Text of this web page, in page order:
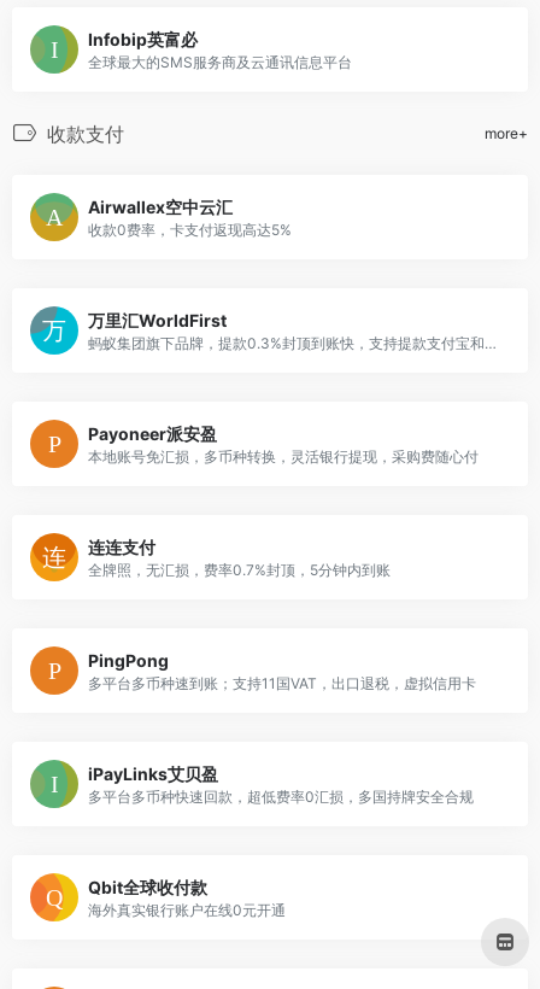
Infobip英富必
全球最大的SMS服务商及云通讯信息平台
收款支付 more+
Airwallex空中云汇
收款0费率，卡支付返现高达5%
万里汇WorldFirst
蚂蚁集团旗下品牌，提款0.3%封顶到账快，支持提款支付宝和银行卡
Payoneer派安盈
本地账号免汇损，多币种转换，灵活银行提现，采购费随心付
连连支付
全牌照，无汇损，费率0.7%封顶，5分钟内到账
PingPong
多平台多币种速到账；支持11国VAT，出口退税，虚拟信用卡
iPayLinks艾贝盈
多平台多币种快速回款，超低费率0汇损，多国持牌安全合规
Qbit全球收付款
海外真实银行账户在线0元开通